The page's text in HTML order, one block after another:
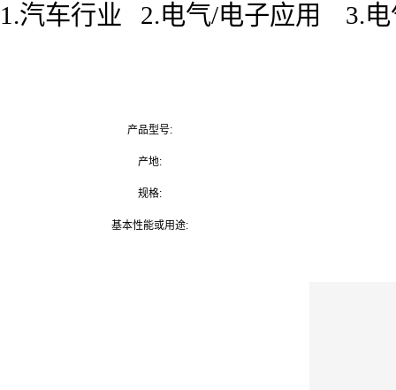
1.汽车行业 2.电气/电子应用 3.
产品型号:
产地:
规格:
基本性能或用途: